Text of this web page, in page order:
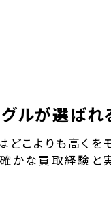
ルが選ばれ
どこよりも高くを
かな買取経験と